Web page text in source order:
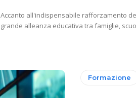
Accanto all'indispensabile rafforzamento
grande alleanza educativa tra famiglie,
Formazione